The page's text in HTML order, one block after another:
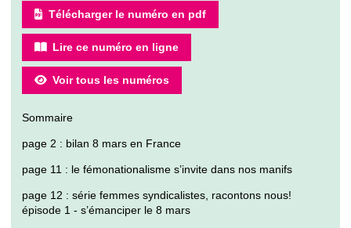
Télécharger le numéro en pdf
Lire ce numéro en ligne
Voir tous les numéros
Sommaire
page 2 : bilan 8 mars en France
page 11 : le fémonationalisme s’invite dans nos manifs
page 12 : série femmes syndicalistes, racontons nous!
épisode 1 - s’émanciper le 8 mars